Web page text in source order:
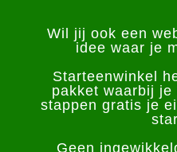
Wil jij ook een
idee waar je
Starteenwinkel
pakket waarbij
stappen gratis je
Geen